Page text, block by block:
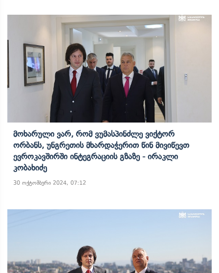
Მოხარული Ვარ, Რომ Ვუმასპინძლე Ვიქტორ
Ორბანს, Უნგრეთის Მხარდაჭერით Წინ Მივიწევთ
Ევროკავშირში Ინტეგრაციის Გზაზე - Ირაკლი
Კობახიძე
30 ოქტომბერი 2024, 07:12